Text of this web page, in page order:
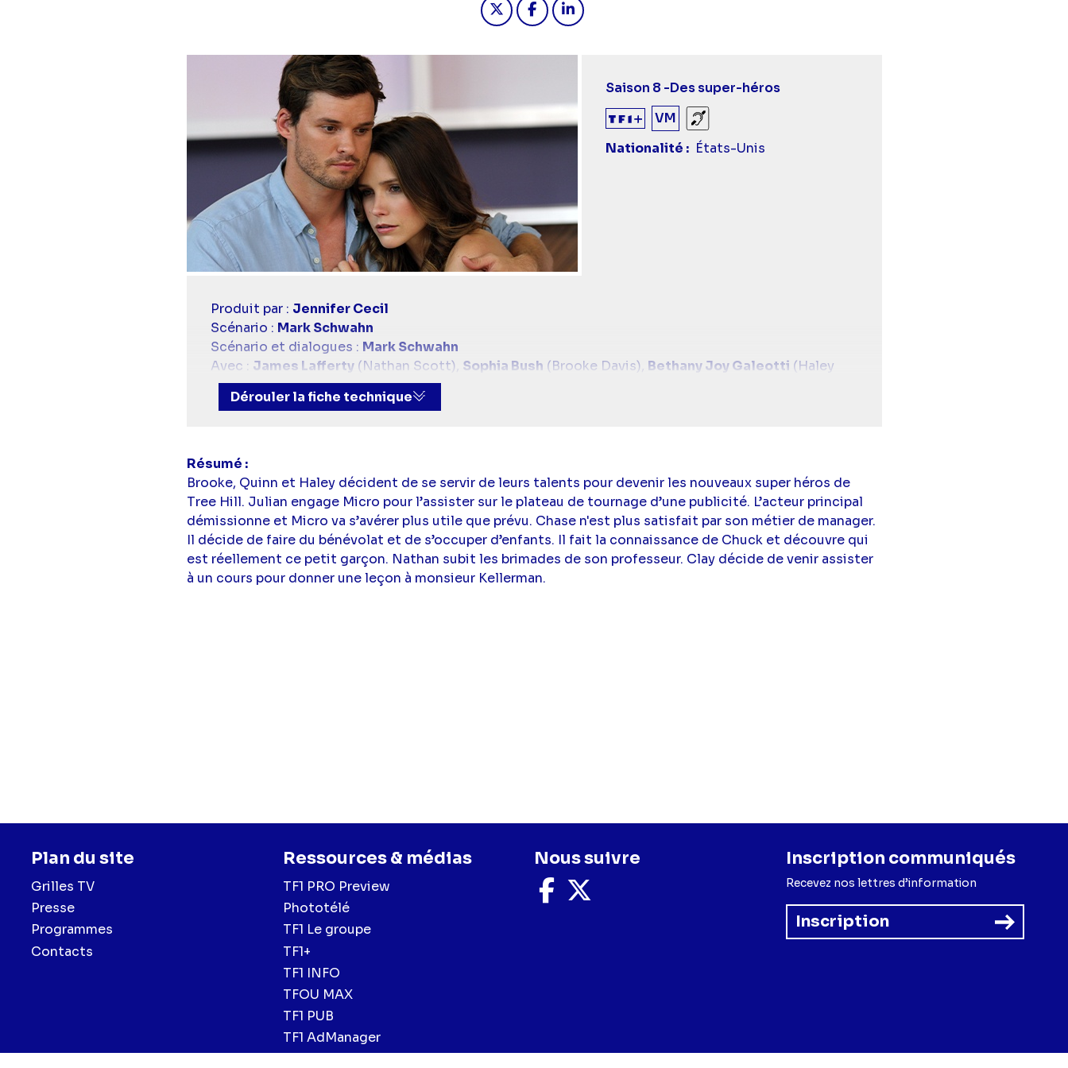
Saison 8 -Des super-héros
VM
Sourds et malentendants
Nationalité
États-Unis
Casting
simba
Produit par : Jennifer Cecil
Scénario : Mark Schwahn
Scénario et dialogues : Mark Schwahn
Avec : James Lafferty(Nathan Scott), Sophia Bush (Brooke Davis), Bethany Joy Galeotti (Haley
James-Scott),Robert Buckley(Clay Evans),
(Chase Adams),Jackson Brundage
Dérouler la fiche technique
Résumé
Brooke, Quinn et Haley décident de se servir de leurs talents pour devenir les nouveaux super héros de
Tree Hill. Julian engage Micro pour l’assister sur le plateau de tournage d’une publicité. L’acteur principal
démissionne et Micro va s’avérer plus utile que prévu. Chase n'est plus satisfait par son métier de manager.
Il décide de faire du bénévolat et de s’occuper d’enfants. Il fait la connaissance de Chuck et découvre qui
est réellement ce petit garçon. Nathan subit les brimades de son professeur. Clay décide de venir assister
à un cours pour donner une leçon à monsieur Kellerman.
Plan du site
Grilles TV
Presse
Programmes
Contacts
Ressources & médias
TF1 PRO Preview
Phototélé
TF1 Le groupe
TF1+
TF1 INFO
TFOU MAX
TF1 PUB
TF1 AdManager
Nous suivre
Nous
suivre
Inscription communiqués
Recevez nos lettres d’information
Inscription